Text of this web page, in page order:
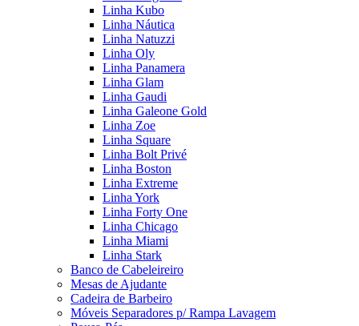
Linha Kubo
Linha Náutica
Linha Natuzzi
Linha Oly
Linha Panamera
Linha Glam
Linha Gaudi
Linha Galeone Gold
Linha Zoe
Linha Square
Linha Bolt Privé
Linha Boston
Linha Extreme
Linha York
Linha Forty One
Linha Chicago
Linha Miami
Linha Stark
Banco de Cabeleireiro
Mesas de Ajudante
Cadeira de Barbeiro
Móveis Separadores p/ Rampa Lavagem